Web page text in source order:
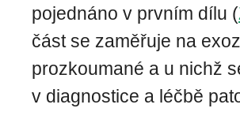
pojednáno v prvním dílu (
část se zaměřuje na
prozkoumané a u nichž
v diagnostice a léčbě